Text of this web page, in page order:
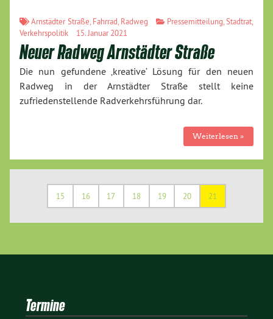
Arnstädter Straße, Fahrrad, Radweg Pressemitteilung,Stadtrat,
Verkehrspolitik
15. Januar 2021
Neuer Radweg Arnstädter Straße
Die nun gefundene ‚kreative‘ Lösung für den neuen
Radweg in der Arnstädter Straße stellt keine
zufriedenstellende Radverkehrsführung dar.
Weiterlesen »
15 16 17 18 19 20 21
Termine